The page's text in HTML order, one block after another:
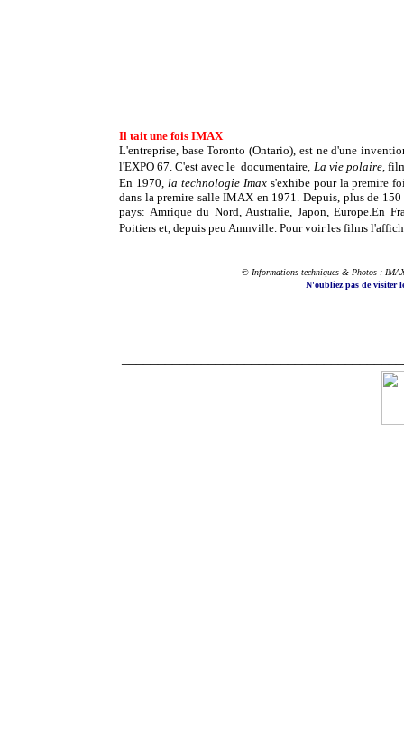
Il tait une fois IMAX
L'entreprise, base Toronto (Ontario), est ne d'une
l'EXPO 67. C'est avec le documentaire, La vie polaire,
En 1970, la technologie Imax s'exhibe pour la premire
dans la premire salle IMAX en 1971. Depuis, plus de
pays: Amrique du Nord, Australie, Japon, Europe.En
Poitiers et, depuis peu Amnville. Pour voir les films
© Informations techniques & Photos :
N'oubliez pas de visiter